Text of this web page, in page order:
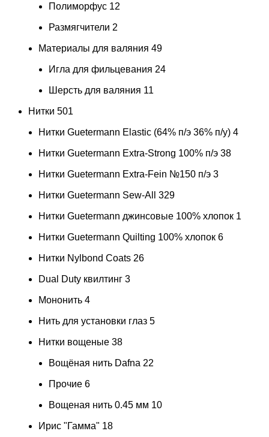
Полиморфус 12
Размягчители 2
Материалы для валяния 49
Игла для фильцевания 24
Шерсть для валяния 11
Нитки 501
Нитки Guetermann Elastic (64% п/э 36% п/у) 4
Нитки Guetermann Extra-Strong 100% п/э 38
Нитки Guetermann Extra-Fein №150 п/э 3
Нитки Guetermann Sew-All 329
Нитки Guetermann джинсовые 100% хлопок 1
Нитки Guetermann Quilting 100% хлопок 6
Нитки Nylbond Coats 26
Dual Duty квилтинг 3
Мононить 4
Нить для установки глаз 5
Нитки вощеные 38
Вощёная нить Dafna 22
Прочие 6
Вощеная нить 0.45 мм 10
Ирис "Гамма" 18